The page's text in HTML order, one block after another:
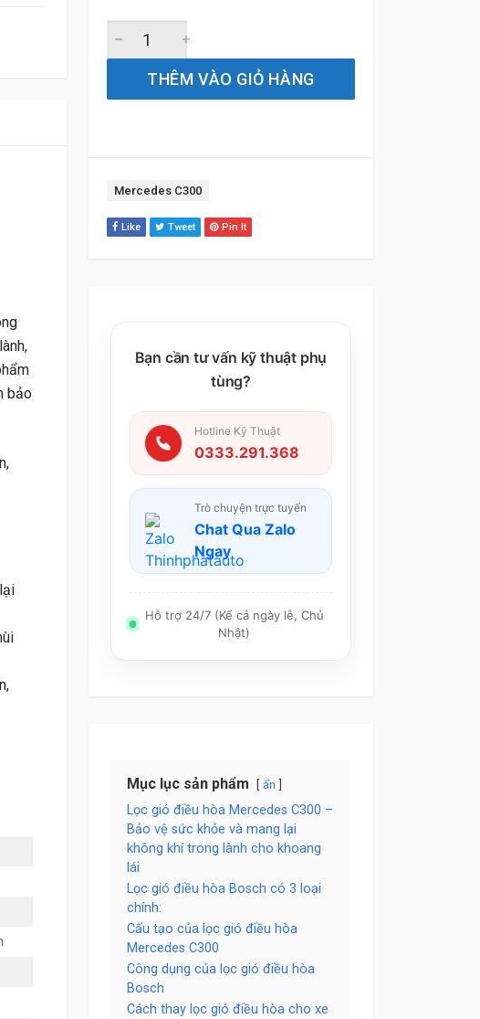
THÊM VÀO GIỎ HÀNG
Tag:
Mercedes C300
Like Tweet Pin It
Bạn cần tư vấn kỹ thuật phụ
tùng?
Hotline Kỹ Thuật
0333.291.368
Trò chuyện trực tuyến
Chat Qua Zalo
Ngay
Hỗ trợ 24/7 (Kể cả ngày lễ, Chủ
Nhật)
Mục lục sản phẩm ẩn
Lọc gió điều hòa Mercedes C300 –
Bảo vệ sức khỏe và mang lại
không khí trong lành cho khoang
lái
Lọc gió điều hòa Bosch có 3 loại
chính:
Cấu tạo của lọc gió điều hòa
Mercedes C300
Công dụng của lọc gió điều hòa
Bosch
Cách thay lọc gió điều hòa cho xe
bảo